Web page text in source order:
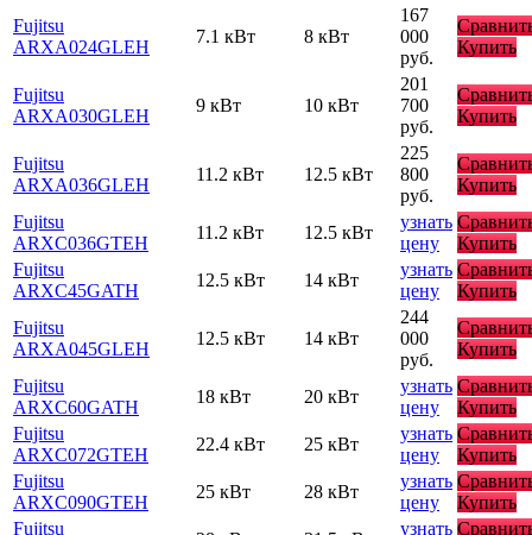
Fujitsu
ARXA024GLEH
7.1 кВт 8 кВт
167
000
руб.
Купить
Fujitsu
ARXA030GLEH
9 кВт 10 кВт
201
700
руб.
Купить
Fujitsu
ARXA036GLEH
11.2 кВт 12.5 кВт
225
800
руб.
Купить
Fujitsu
ARXC036GTEH
11.2 кВт 12.5 кВт
узнать
цену
Купить
Fujitsu
ARXC45GATH
12.5 кВт 14 кВт
узнать
цену
Купить
Fujitsu
ARXA045GLEH
12.5 кВт 14 кВт
244
000
руб.
Купить
Fujitsu
ARXC60GATH
18 кВт 20 кВт
узнать
цену
Купить
Fujitsu
ARXC072GTEH
22.4 кВт 25 кВт
узнать
цену
Купить
Fujitsu
ARXC090GTEH
25 кВт 28 кВт
узнать
цену
Купить
Fujitsu
узнать